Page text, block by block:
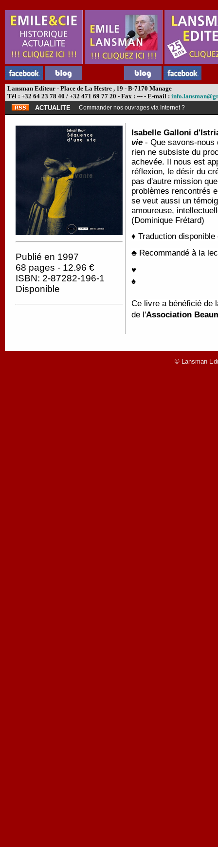
Lansman Editeur - Place de La Hestre , 19 - B-7170 Manage
Tél : +32 64 23 78 40 / +32 471 69 77 20 - Fax : --- - E-mail :
ACTUALITE
Commander nos ouvrages via Internet ?
Publié en 1997
68 pages - 12.96 €
ISBN: 2-87282-196-1
Disponible
Isabelle Galloni
vie - Que savons-nous
rien ne subsiste du
achevée. Il nous est
réflexion, le désir du
pas d'autre mission
problèmes rencontrés
se veut aussi un
amoureuse,
(Dominique Frétard)
♦ Traduction
♣ Recommandé à la
♥
♠
Ce livre a bénéficié de
de l'Association
© Lansman